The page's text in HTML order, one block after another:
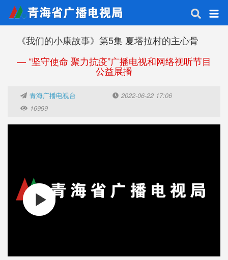
《我们的小康故事》第5集 夏塔拉村的主心骨
— “坚守使命 聚力抗疫”广播电视和网络视听节目
公益展播
青海广播电视台
2022-06-22 17:06
16999